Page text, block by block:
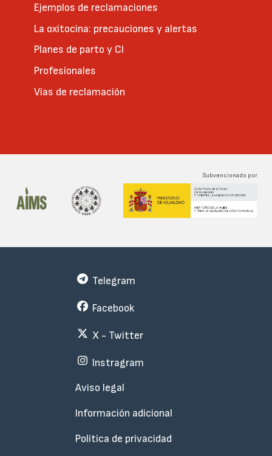
Ejemplos de reclamaciones
La oxitocina: precauciones y alertas
Planes de parto y CI
Profesionales
Vías de reclamación
Subvencionado por
Subfooter
Telegram
Facebook
X - Twitter
Instragram
Aviso legal
Información adicional
Política de privacidad